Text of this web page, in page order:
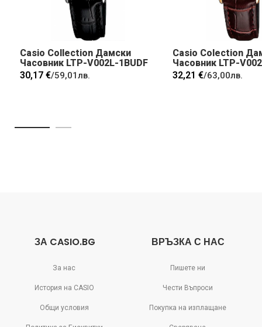
Casio Collection Дамски
Часовник LTP-V002L-1BUDF
30,17 €/59,01лв.
Casio Colection
Часовник LTP-
32,21 €/63,00лв.
ЗА CASIO.BG
За нас
История на CASIO
Общи условия
ВРЪЗКА С НАС
Пишете ни
Чести Въпроси
Покупка на изплащане